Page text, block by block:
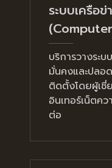
ระบบเครือ
บริการวางระ
มั่นคงและปลอ
ติดตั้งโดยผู้เชี่
อินเทอร์เน็ตคว
ต่อ